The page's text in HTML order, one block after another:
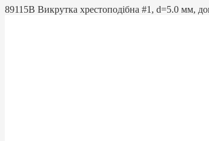
89115B Викрутка хрестоподібна #1, d=5.0 мм,